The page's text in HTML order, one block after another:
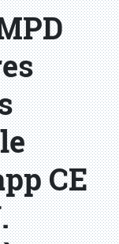
CE